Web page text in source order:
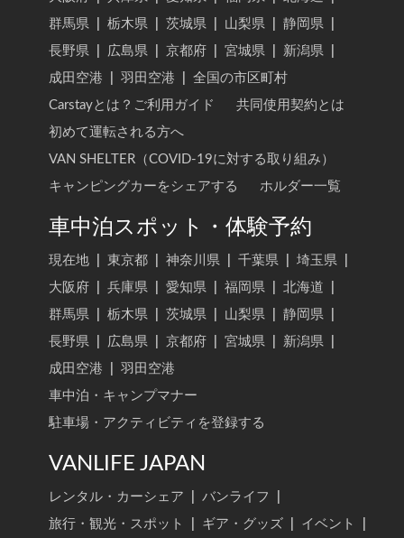
群馬県
栃木県 茨城県 山梨県 静岡県
長野県
広島県 京都府 宮城県 新潟県
成田空港
羽田空港
全国の市区町村
Carstayとは？ご利用ガイド
共同使用契約とは
初めて運転される方へ
VAN SHELTER（COVID-19に対する取り組み）
キャンピングカーをシェアする
ホルダー一覧
車中泊スポット・体験予約
現在地 東京都 神奈川県 千葉県 埼玉県
大阪府
兵庫県 愛知県 福岡県 北海道
群馬県
栃木県 茨城県 山梨県 静岡県
長野県
広島県 京都府 宮城県 新潟県
成田空港
羽田空港
車中泊・キャンプマナー
駐車場・アクティビティを登録する
VANLIFE JAPAN
レンタル・カーシェア バンライフ
旅行・観光・スポット
ギア・グッズ イベント